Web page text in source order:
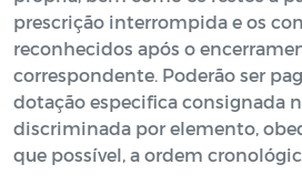
prescrição interrompida e os
reconhecidos após o
correspondente. Poderão ser
dotação especifica consignada
discriminada por elemento,
que possível, a ordem